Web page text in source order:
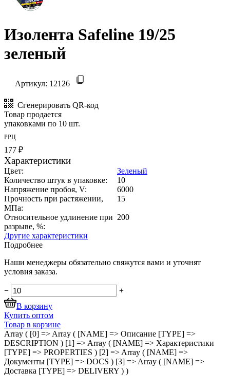
Изолента Safeline 19/25
зеленый
Артикул: 12126
Сгенерировать QR-код
Товар продается
упаковками по 10 шт.
РРЦ
177 ₽
Характеристики
Цвет:
Зеленый
Количество штук в упаковке:
10
Напряжение пробоя, V:
6000
Прочность при растяжении,
МПа:
15
Относительное удлинение при
разрыве, %:
200
Другие характеристики
Подробнее
Наши менеджеры обязательно свяжутся вами и уточнят
условия заказа.
−
+
В корзину
Купить оптом
Товар в корзине
Array ( [0] => Array ( [NAME] => Описание [TYPE] =>
DESCRIPTION ) [1] => Array ( [NAME] => Характеристики
[TYPE] => PROPERTIES ) [2] => Array ( [NAME] =>
Документы [TYPE] => DOCS ) [3] => Array ( [NAME] =>
Доставка [TYPE] => DELIVERY ) )